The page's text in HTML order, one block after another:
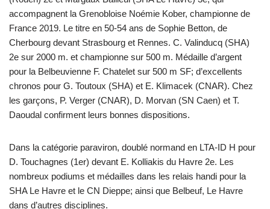
accompagnent la Grenobloise Noémie Kober, championne de
France 2019. Le titre en 50-54 ans de Sophie Betton, de
Cherbourg devant Strasbourg et Rennes. C. Valinducq (SHA)
2e sur 2000 m. et championne sur 500 m. Médaille d’argent
pour la Belbeuvienne F. Chatelet sur 500 m SF; d’excellents
chronos pour G. Toutoux (SHA) et E. Klimacek (CNAR). Chez
les garçons, P. Verger (CNAR), D. Morvan (SN Caen) et T.
Daoudal confirment leurs bonnes dispositions.
Dans la catégorie paraviron, doublé normand en LTA-ID H pour
D. Touchagnes (1er) devant E. Kolliakis du Havre 2e. Les
nombreux podiums et médailles dans les relais handi pour la
SHA Le Havre et le CN Dieppe; ainsi que Belbeuf, Le Havre
dans d’autres disciplines.